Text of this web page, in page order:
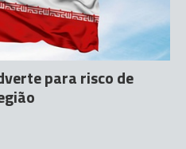
para risco de